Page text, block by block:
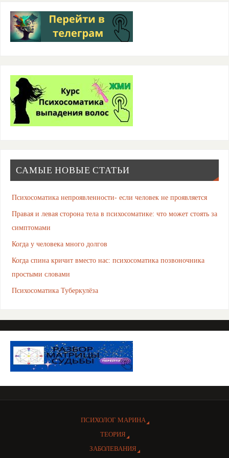
САМЫЕ НОВЫЕ СТАТЬИ
Психосоматика непроявленности- если человек не проявляется
Правая и левая сторона тела в психосоматике: что может стоять за
симптомами
Когда у человека много долгов
Когда спина кричит вместо нас: психосоматика позвоночника
простыми словами
Психосоматика Туберкулёза
ПСИХОЛОГ МАРИНА
ТЕОРИЯ
ЗАБОЛЕВАНИЯ